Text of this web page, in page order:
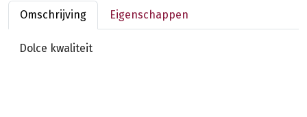
Omschrijving Eigenschappen
Dolce kwaliteit